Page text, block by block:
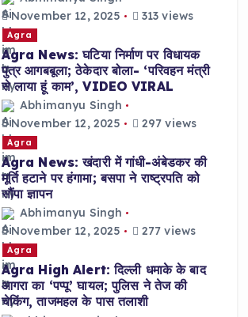
November 12, 2025
313 views
Agra
Agra News: घटिया निर्माण पर विधायक
पुत्र आगबबूला; ठेकेदार बोला- ‘परिवहन मंत्री
से लाया हूं काम’, VIDEO VIRAL
Abhimanyu Singh
November 12, 2025
297 views
Agra
Agra News: खंदारी में गांधी-अंबेडकर की
मूर्ति हटाने पर हंगामा; बसपा ने राष्ट्रपति को
सौंपा ज्ञापन
Abhimanyu Singh
November 12, 2025
277 views
Agra
Agra High Alert: दिल्ली धमाके के बाद
आगरा का ‘पप्पू’ घायल; पुलिस ने तेज की
चेकिंग, ताजमहल के पास तलाशी